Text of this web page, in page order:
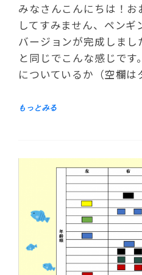
みなさんこんにちは！お
してすみません、ペン
バージョンが完成しま
と同じでこんな感じで
についているか（空欄は